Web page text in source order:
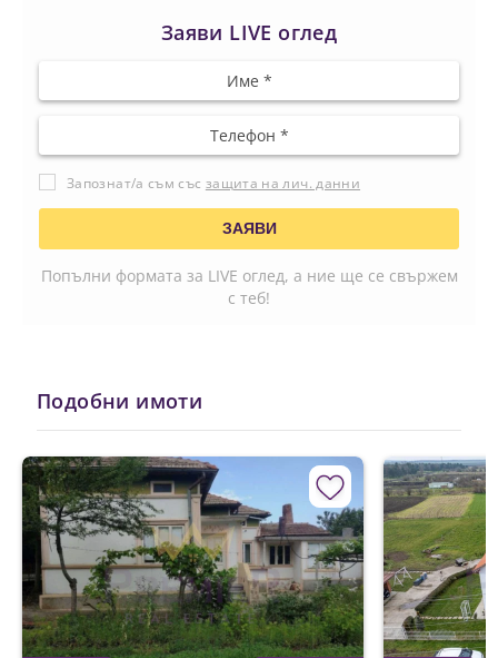
Заяви LIVE оглед
Запознат/а съм със защита на лич. данни
Попълни формата за LIVE оглед, а ние ще се свържем
с теб!
Подобни имоти